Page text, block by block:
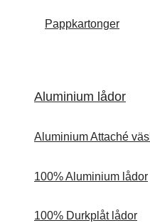
Pappkartonger
Aluminium lådor
Aluminium Attaché
100% Aluminium lådor
100% Durkplåt lådor